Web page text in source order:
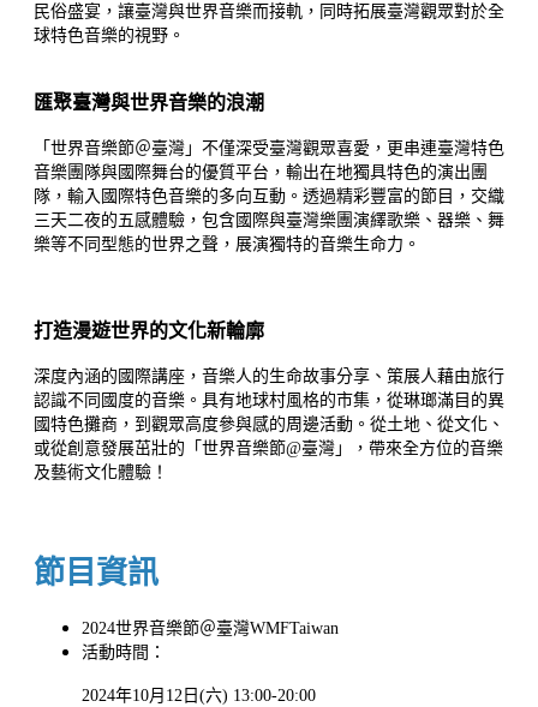
民俗盛宴，讓臺灣與世界音樂而接軌，同時拓展臺灣觀眾對於全
球特色音樂的視野。
匯聚臺灣與世界音樂的浪潮
「世界音樂節＠臺灣」不僅深受臺灣觀眾喜愛，更串連臺灣特色
音樂團隊與國際舞台的優質平台，輸出在地獨具特色的演出團
隊，輸入國際特色音樂的多向互動。透過精彩豐富的節目，交織
三天二夜的五感體驗，包含國際與臺灣樂團演繹歌樂、器樂、舞
樂等不同型態的世界之聲，展演獨特的音樂生命力。
打造漫遊世界的文化新輪廓
深度內涵的國際講座，音樂人的生命故事分享、策展人藉由旅行
認識不同國度的音樂。具有地球村風格的市集，從琳瑯滿目的異
國特色攤商，到觀眾高度參與感的周邊活動。從土地、從文化、
或從創意發展茁壯的「世界音樂節@臺灣」，帶來全方位的音樂
及藝術文化體驗！
節目資訊
2024世界音樂節＠臺灣WMFTaiwan
活動時間：
2024年10月12日(六) 13:00-20:00